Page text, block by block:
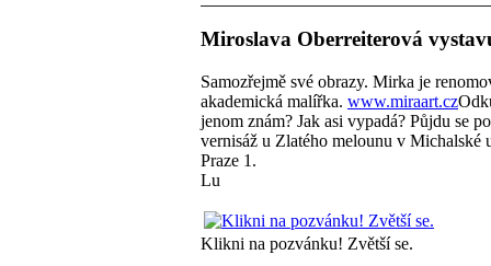
Miroslava Oberreiterová
Samozřejmě své obrazy. Mirka je
akademická malířka. www.miraart.cz
jenom znám? Jak asi vypadá? Půjdu se
vernisáž u Zlatého melounu v Michalské
Praze 1.
Lu
Klikni na pozvánku! Zvětší se.